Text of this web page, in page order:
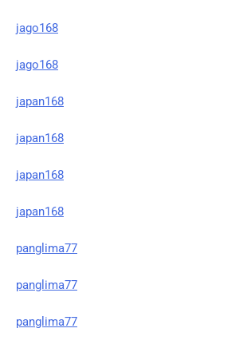
jago168
jago168
japan168
japan168
japan168
japan168
panglima77
panglima77
panglima77